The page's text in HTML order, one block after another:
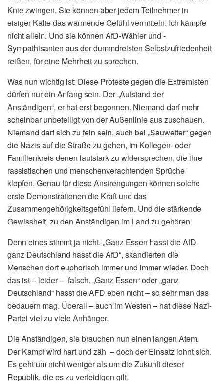
Knie zwingen. Sie können aber jedem Teilnehmer in
eisiger Kälte das wärmende Gefühl vermitteln: Ich kämpfe
nicht allein. Und sie können AfD-Wähler und -
Sympathisanten aus der dummdreisten Selbstzufriedenheit
reißen, für eine Mehrheit zu sprechen.
Was nun wichtig ist: Diese Proteste gegen die Extremisten
dürfen nur ein Anfang sein. Der „Aufstand der
Anständigen“, er hat erst begonnen. Niemand darf mehr
scheinbar unbeteiligt von der Außenlinie aus zuschauen.
Niemand darf sich zu fein sein, auch bei „Sauwetter“ gegen
die Nazis auf die Straße zu gehen, im Kollegen- oder
Familienkreis denen lautstark zu widersprechen, die ihre
rassistischen und menschenverachtenden Sprüche
klopfen. Genau für diese Anstrengungen können solche
erste Demonstrationen die Kraft und das
Zusammengehörigkeitsgefühl liefern. Und die stärkende
Gewissheit, zu den Anständigen im Land zu gehören.
Denn eines stimmt ja nicht. „Ganz Essen hasst die AfD,
ganz Deutschland hasst die AfD“, skandierten die
Menschen dort euphorisch immer und immer wieder. Doch
das ist – leider – falsch. „Ganz Essen“ oder „ganz
Deutschland“ hasst die AFD eben nicht – so sehr man das
bedauern mag. Überall – auch im Westen – hat diese Nazi-
Partei viel zu viele Anhänger.
Die Anständigen, sie brauchen nun einen langen Atem.
Der Kampf wird hart und zäh – doch der Einsatz lohnt sich.
Es geht um nicht weniger als um die Zukunft dieser
Republik, die es zu verteidigen gilt.